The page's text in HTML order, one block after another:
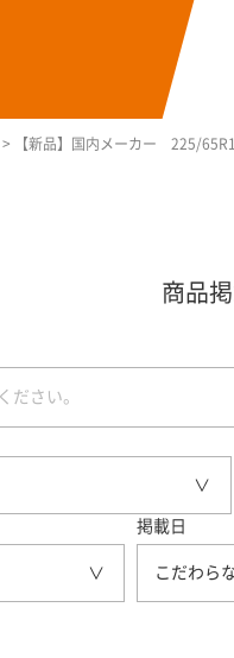
> 【新品】国内メーカー 225/
商品
掲載日
こだわら